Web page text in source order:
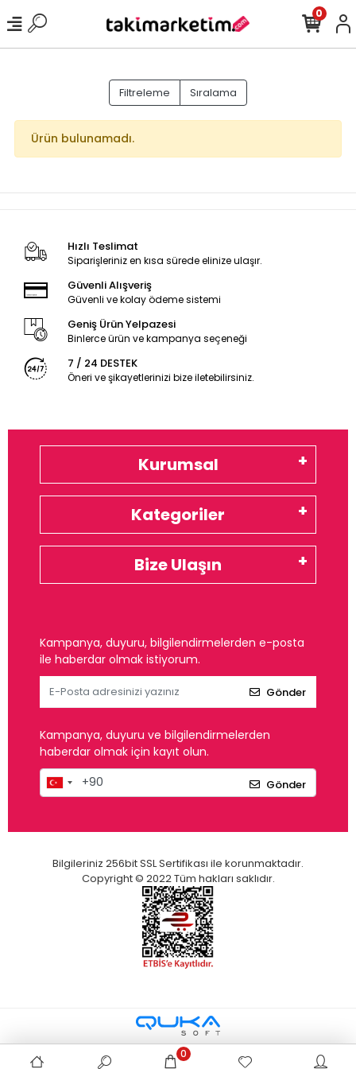
0
Filtreleme Sıralama
Ürün bulunamadı.
Hızlı Teslimat
Siparişleriniz en kısa sürede elinize ulaşır.
Güvenli Alışveriş
Güvenli ve kolay ödeme sistemi
Geniş Ürün Yelpazesi
Binlerce ürün ve kampanya seçeneği
7 / 24 DESTEK
Öneri ve şikayetlerinizi bize iletebilirsiniz.
Kurumsal
Kategoriler
Bize Ulaşın
Kampanya, duyuru, bilgilendirmelerden e-posta
ile haberdar olmak istiyorum.
Gönder
Kampanya, duyuru ve bilgilendirmelerden
haberdar olmak için kayıt olun.
Gönder
Bilgileriniz 256bit SSL Sertifikası ile korunmaktadır.
Copyright © 2022 Tüm hakları saklıdır.
0